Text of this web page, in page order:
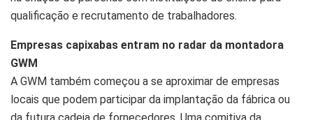
qualificação e recrutamento de trabalhadores.
Empresas capixabas entram no radar da montadora
GWM
A GWM também começou a se aproximar de empresas
locais que podem participar da implantação da fábrica ou